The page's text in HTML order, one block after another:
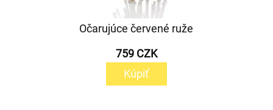
Očarujúce červené ruže
759 CZK
Kúpiť